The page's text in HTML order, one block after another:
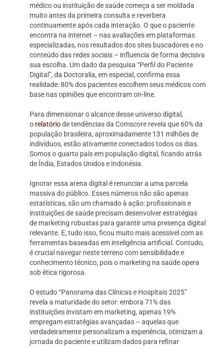
médico ou instituição de saúde começa a ser moldada
muito antes da primeira consulta e reverbera
continuamente após cada interação. O que o paciente
encontra na internet – nas avaliações em plataformas
especializadas, nos resultados dos sites buscadores e no
conteúdo das redes sociais – influencia de forma decisiva
sua escolha. Um dado da pesquisa “Perfil do Paciente
Digital”, da Doctoralia, em especial, confirma essa
realidade: 80% dos pacientes escolhem seus médicos com
base nas opiniões que encontram on-line.
Para dimensionar o alcance desse universo digital,
o relatóriode tendências da Comscore revela que 60% da
população brasileira, aproximadamente 131 milhões de
indivíduos, estão ativamente conectados todos os dias.
Somos o quarto país em população digital, ficando atrás
de Índia, Estados Unidos e Indonésia.
Ignorar essa arena digital é renunciar a uma parcela
massiva do público. Esses números não são apenas
estatísticas, são um chamado à ação: profissionais e
instituições de saúde precisam desenvolver estratégias
de marketing robustas para garantir uma presença digital
relevante. E, tudo isso, ficou muito mais acessível com as
ferramentas baseadas em inteligência artificial. Contudo,
é crucial navegar neste terreno com sensibilidade e
conhecimento técnico, pois o marketing na saúde opera
sob ética rigorosa.
O estudo “Panorama das Clínicas e Hospitais 2025”
revela a maturidade do setor: embora 71% das
instituições invistam em marketing, apenas 19%
empregam estratégias avançadas – aquelas que
verdadeiramente personalizam a experiência, otimizam a
jornada do paciente e utilizam dados para refinar